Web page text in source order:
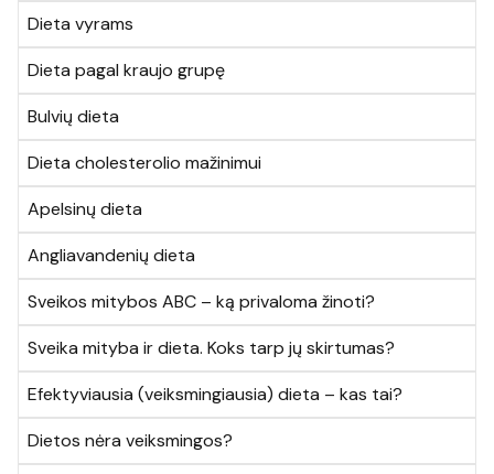
Dieta vyrams
Dieta pagal kraujo grupę
Bulvių dieta
Dieta cholesterolio mažinimui
Apelsinų dieta
Angliavandenių dieta
Sveikos mitybos ABC – ką privaloma žinoti?
Sveika mityba ir dieta. Koks tarp jų skirtumas?
Efektyviausia (veiksmingiausia) dieta – kas tai?
Dietos nėra veiksmingos?